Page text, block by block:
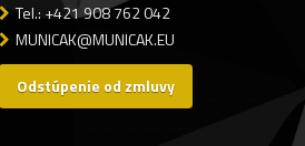
Tel.: +421 908 762 042
MUNICAK@MUNICAK.EU
Odstúpenie od zmluvy